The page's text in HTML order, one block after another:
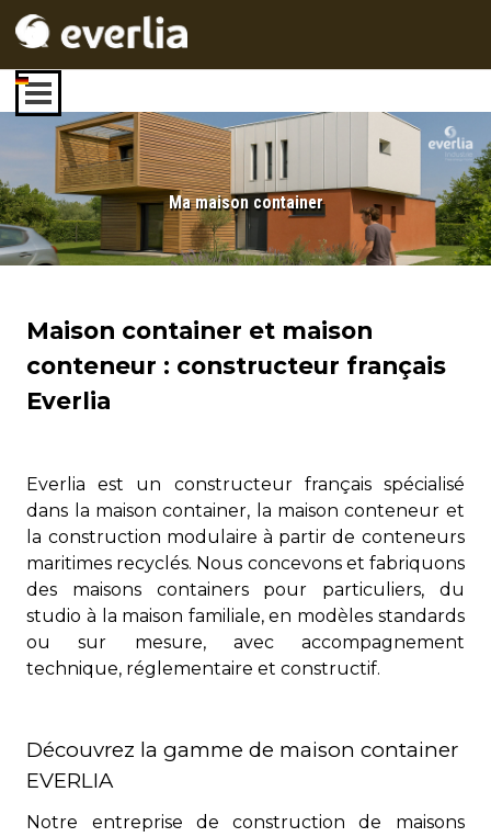
Sauter le menu
Ma maison container
Maison container et maison
conteneur : constructeur français
Everlia
Everlia est un constructeur français spécialisé
dans la maison container, la maison conteneur et
la construction modulaire à partir de conteneurs
maritimes recyclés. Nous concevons et fabriquons
des maisons containers pour particuliers, du
studio à la maison familiale, en modèles standards
ou sur mesure, avec accompagnement
technique, réglementaire et constructif.
Découvrez la gamme de maison container
EVERLIA
Notre entreprise de construction de maisons